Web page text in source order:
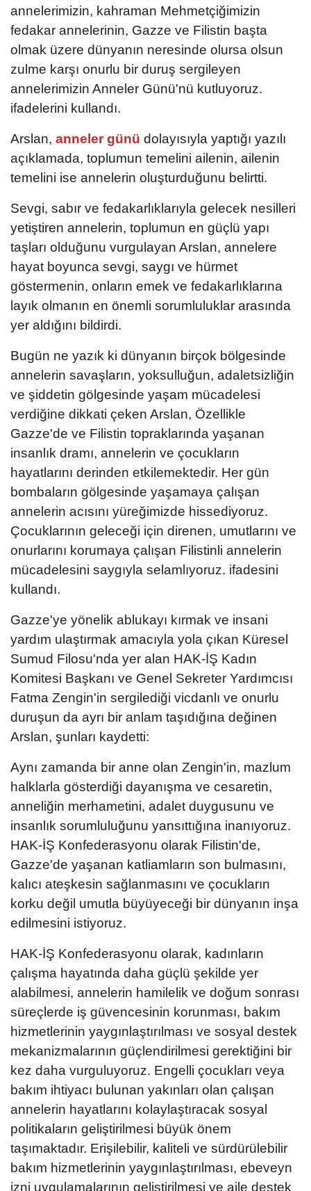
annelerimizin, kahraman Mehmetçiğimizin
fedakar annelerinin, Gazze ve Filistin başta
olmak üzere dünyanın neresinde olursa olsun
zulme karşı onurlu bir duruş sergileyen
annelerimizin Anneler Günü'nü kutluyoruz.
ifadelerini kullandı.
Arslan, anneler günü dolayısıyla yaptığı yazılı
açıklamada, toplumun temelini ailenin, ailenin
temelini ise annelerin oluşturduğunu belirtti.
Sevgi, sabır ve fedakarlıklarıyla gelecek nesilleri
yetiştiren annelerin, toplumun en güçlü yapı
taşları olduğunu vurgulayan Arslan, annelere
hayat boyunca sevgi, saygı ve hürmet
göstermenin, onların emek ve fedakarlıklarına
layık olmanın en önemli sorumluluklar arasında
yer aldığını bildirdi.
Bugün ne yazık ki dünyanın birçok bölgesinde
annelerin savaşların, yoksulluğun, adaletsizliğin
ve şiddetin gölgesinde yaşam mücadelesi
verdiğine dikkati çeken Arslan, Özellikle
Gazze'de ve Filistin topraklarında yaşanan
insanlık dramı, annelerin ve çocukların
hayatlarını derinden etkilemektedir. Her gün
bombaların gölgesinde yaşamaya çalışan
annelerin acısını yüreğimizde hissediyoruz.
Çocuklarının geleceği için direnen, umutlarını ve
onurlarını korumaya çalışan Filistinli annelerin
mücadelesini saygıyla selamlıyoruz. ifadesini
kullandı.
Gazze'ye yönelik ablukayı kırmak ve insani
yardım ulaştırmak amacıyla yola çıkan Küresel
Sumud Filosu'nda yer alan HAK-İŞ Kadın
Komitesi Başkanı ve Genel Sekreter Yardımcısı
Fatma Zengin'in sergilediği vicdanlı ve onurlu
duruşun da ayrı bir anlam taşıdığına değinen
Arslan, şunları kaydetti:
Aynı zamanda bir anne olan Zengin'in, mazlum
halklarla gösterdiği dayanışma ve cesaretin,
anneliğin merhametini, adalet duygusunu ve
insanlık sorumluluğunu yansıttığına inanıyoruz.
HAK-İŞ Konfederasyonu olarak Filistin'de,
Gazze'de yaşanan katliamların son bulmasını,
kalıcı ateşkesin sağlanmasını ve çocukların
korku değil umutla büyüyeceği bir dünyanın inşa
edilmesini istiyoruz.
HAK-İŞ Konfederasyonu olarak, kadınların
çalışma hayatında daha güçlü şekilde yer
alabilmesi, annelerin hamilelik ve doğum sonrası
süreçlerde iş güvencesinin korunması, bakım
hizmetlerinin yaygınlaştırılması ve sosyal destek
mekanizmalarının güçlendirilmesi gerektiğini bir
kez daha vurguluyoruz. Engelli çocukları veya
bakım ihtiyacı bulunan yakınları olan çalışan
annelerin hayatlarını kolaylaştıracak sosyal
politikaların geliştirilmesi büyük önem
taşımaktadır. Erişilebilir, kaliteli ve sürdürülebilir
bakım hizmetlerinin yaygınlaştırılması, ebeveyn
izni uygulamalarının geliştirilmesi ve aile destek